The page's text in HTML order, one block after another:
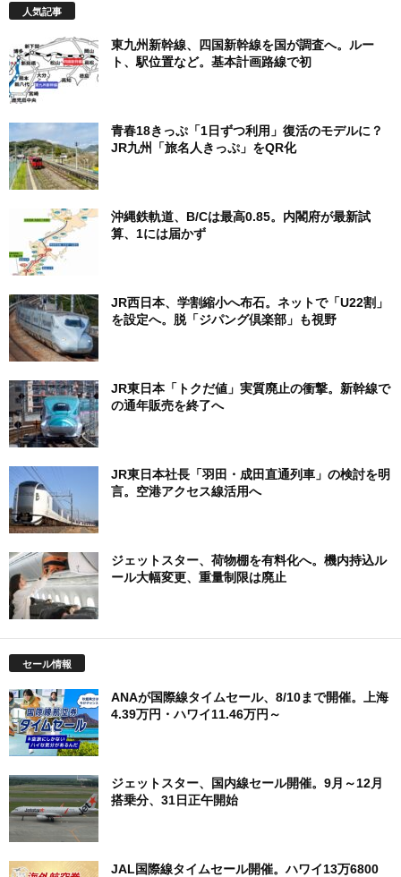
人気記事
東九州新幹線、四国新幹線を国が調査へ。ルー
ト、駅位置など。基本計画路線で初
青春18きっぷ「1日ずつ利用」復活のモデルに？
JR九州「旅名人きっぷ」をQR化
沖縄鉄軌道、B/Cは最高0.85。内閣府が最新試
算、1には届かず
JR西日本、学割縮小へ布石。ネットで「U22割」
を設定へ。脱「ジパング倶楽部」も視野
JR東日本「トクだ値」実質廃止の衝撃。新幹線で
の通年販売を終了へ
JR東日本社長「羽田・成田直通列車」の検討を明
言。空港アクセス線活用へ
ジェットスター、荷物棚を有料化へ。機内持込ル
ール大幅変更、重量制限は廃止
セール情報
ANAが国際線タイムセール、8/10まで開催。上海
4.39万円・ハワイ11.46万円～
ジェットスター、国内線セール開催。9月～12月
搭乗分、31日正午開始
JAL国際線タイムセール開催。ハワイ13万6800